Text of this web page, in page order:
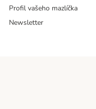
Profil vašeho mazlíčka
Newsletter